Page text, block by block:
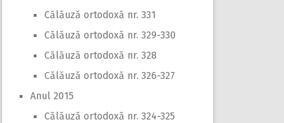
Călăuză ortodoxă nr. 331
Călăuză ortodoxă nr. 329-330
Călăuză ortodoxă nr. 328
Călăuză ortodoxă nr. 326-327
Anul 2015
Călăuză ortodoxă nr. 324-325